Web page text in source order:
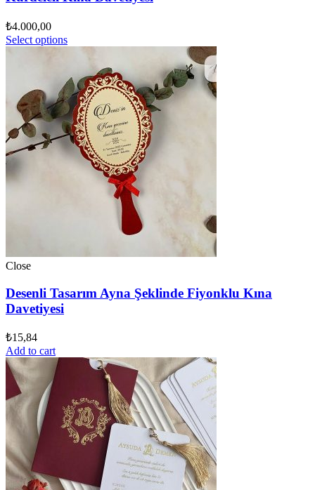
₺4.000,00
Select options
Close
Desenli Tasarım Ayna Şeklinde Fiyonklu Kına
Davetiyesi
₺15,84
Add to cart